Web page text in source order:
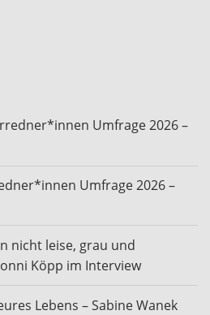
Umfrage 2026 –
Umfrage 2026 –
nicht leise, grau und
Köpp im Interview
Lebens – Sabine Wanek